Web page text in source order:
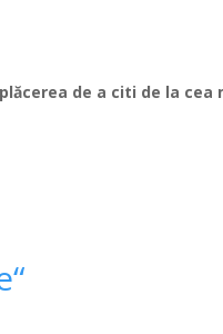
plăcerea de a citi de la cea